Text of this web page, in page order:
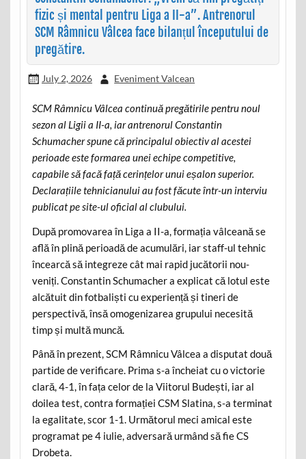
fizic și mental pentru Liga a II-a”. Antrenorul
SCM Râmnicu Vâlcea face bilanțul începutului de
pregătire.
July 2, 2026 Eveniment Valcean
SCM Râmnicu Vâlcea continuă pregătirile pentru noul
sezon al Ligii a II-a, iar antrenorul Constantin
Schumacher spune că principalul obiectiv al acestei
perioade este formarea unei echipe competitive,
capabile să facă față cerințelor unui eșalon superior.
Declarațiile tehnicianului au fost făcute într-un interviu
publicat pe site-ul oficial al clubului.
După promovarea în Liga a II-a, formația vâlceană se
află în plină perioadă de acumulări, iar staff-ul tehnic
încearcă să integreze cât mai rapid jucătorii nou-
veniți. Constantin Schumacher a explicat că lotul este
alcătuit din fotbaliști cu experiență și tineri de
perspectivă, însă omogenizarea grupului necesită
timp și multă muncă.
Până în prezent, SCM Râmnicu Vâlcea a disputat două
partide de verificare. Prima s-a încheiat cu o victorie
clară, 4-1, în fața celor de la Viitorul Budești, iar al
doilea test, contra formației CSM Slatina, s-a terminat
la egalitate, scor 1-1. Următorul meci amical este
programat pe 4 iulie, adversară urmând să fie CS
Drobeta.